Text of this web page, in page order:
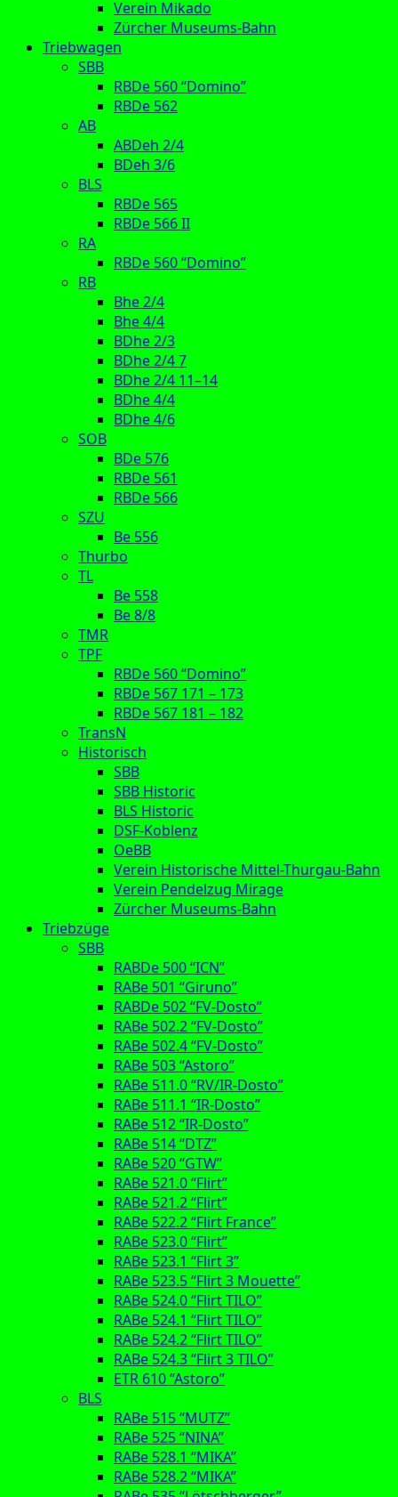
Verein Mikado
Zürcher Museums-Bahn
Triebwagen
SBB
RBDe 560 “Domino”
RBDe 562
AB
ABDeh 2/4
BDeh 3/6
BLS
RBDe 565
RBDe 566 II
RA
RBDe 560 “Domino”
RB
Bhe 2/4
Bhe 4/4
BDhe 2/3
BDhe 2/4 7
BDhe 2/4 11–14
BDhe 4/4
BDhe 4/6
SOB
BDe 576
RBDe 561
RBDe 566
SZU
Be 556
Thurbo
TL
Be 558
Be 8/8
TMR
TPF
RBDe 560 “Domino”
RBDe 567 171 – 173
RBDe 567 181 – 182
TransN
Historisch
SBB
SBB Historic
BLS Historic
DSF-Koblenz
OeBB
Verein Historische Mittel-Thurgau-Bahn
Verein Pendelzug Mirage
Zürcher Museums-Bahn
Triebzüge
SBB
RABDe 500 “ICN”
RABe 501 “Giruno”
RABDe 502 “FV-Dosto”
RABe 502.2 “FV-Dosto”
RABe 502.4 “FV-Dosto”
RABe 503 “Astoro”
RABe 511.0 “RV/IR-Dosto”
RABe 511.1 “IR-Dosto”
RABe 512 “IR-Dosto”
RABe 514 “DTZ”
RABe 520 “GTW”
RABe 521.0 “Flirt”
RABe 521.2 “Flirt”
RABe 522.2 “Flirt France”
RABe 523.0 “Flirt”
RABe 523.1 “Flirt 3”
RABe 523.5 “Flirt 3 Mouette”
RABe 524.0 “Flirt TILO”
RABe 524.1 “Flirt TILO”
RABe 524.2 “Flirt TILO”
RABe 524.3 “Flirt 3 TILO”
ETR 610 “Astoro”
BLS
RABe 515 “MUTZ”
RABe 525 “NINA”
RABe 528.1 “MIKA”
RABe 528.2 “MIKA”